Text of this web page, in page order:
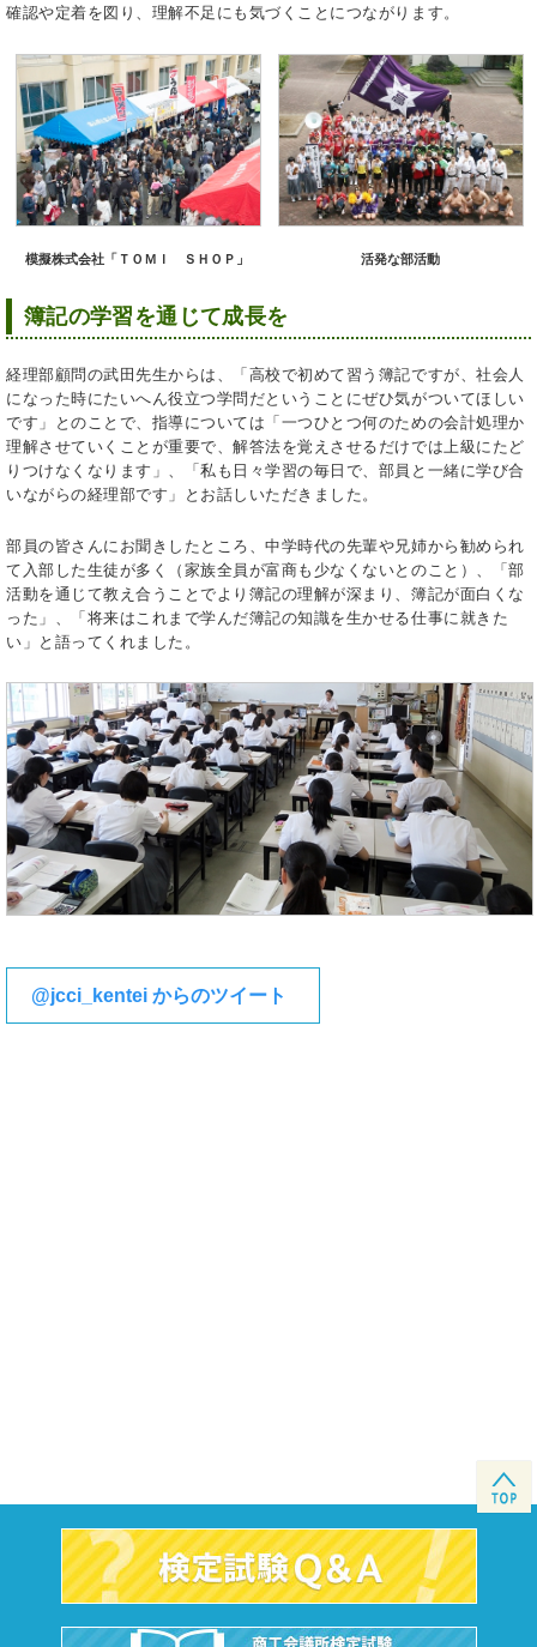
確認や定着を図り、理解不足にも気づくことにつながります。
模擬株式会社「ＴＯＭＩ ＳＨＯＰ」 活発な部活動
簿記の学習を通じて成長を
経理部顧問の武田先生からは、「高校で初めて習う簿記ですが、社会人
になった時にたいへん役立つ学問だということにぜひ気がついてほしい
です」とのことで、指導については「一つひとつ何のための会計処理か
理解させていくことが重要で、解答法を覚えさせるだけでは上級にたど
りつけなくなります」、「私も日々学習の毎日で、部員と一緒に学び合
いながらの経理部です」とお話しいただきました。
部員の皆さんにお聞きしたところ、中学時代の先輩や兄姉から勧められ
て入部した生徒が多く（家族全員が富商も少なくないとのこと）、「部
活動を通じて教え合うことでより簿記の理解が深まり、簿記が面白くな
った」、「将来はこれまで学んだ簿記の知識を生かせる仕事に就きた
い」と語ってくれました。
@jcci_kentei からのツイート